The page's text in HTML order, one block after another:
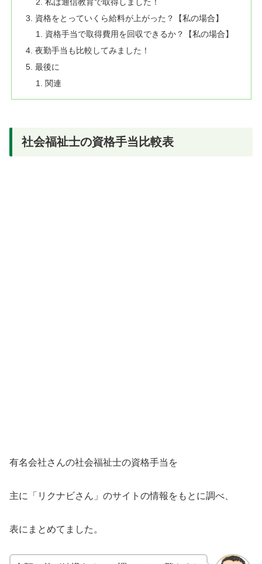
資格をとっていくら給料が上がった？【私の場合】
資格手当で取得費用を回収できるか？【私の場合】
夜勤手当も比較してみました！
最後に
関連
社会福祉士の資格手当比較表
有名会社さんの社会福祉士の資格手当を
主に「リクナビさん」のサイトの情報をもとに調べ、
表にまとめてました。